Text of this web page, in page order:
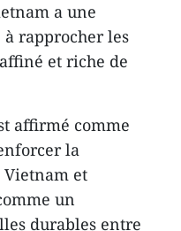
a une
rapprocher les
et riche de
affirmé comme
la
et
un
durables entre